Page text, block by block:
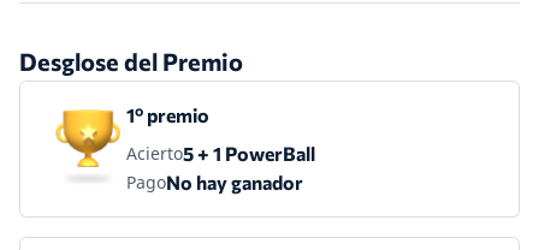
Desglose del Premio
1º premio
Acierto5 + 1 PowerBall
PagoNo hay ganador